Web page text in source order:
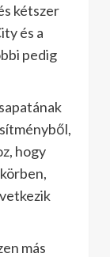
kétszer
és a
pedig
hogy
más